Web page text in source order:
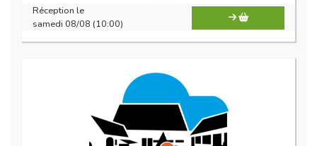
Réception le
samedi 08/08 (10:00)